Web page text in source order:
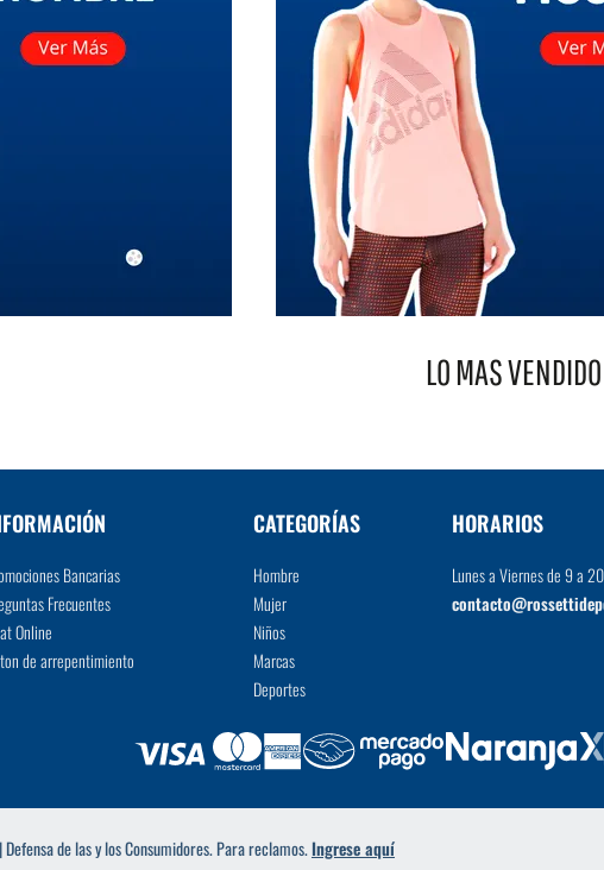
VER MÁS
LO MAS VENDIDO
Bancarias
Frecuentes
Online
de arrepentimiento
CATEGORÍAS
Hombre
Mujer
Niños
Marcas
Deportes
HORARIOS
Lunes a Viernes de 9 a
de las y los Consumidores. Para reclamos.Ingrese aquí